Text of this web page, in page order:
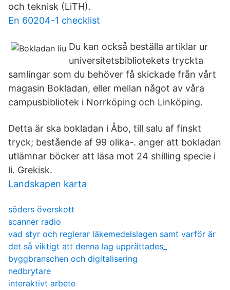
och teknisk (LiTH).
En 60204-1 checklist
Du kan också beställa artiklar ur
universitetsbibliotekets tryckta
samlingar som du behöver få skickade från vårt
magasin Bokladan, eller mellan något av våra
campusbibliotek i Norrköping och Linköping.
Detta är ska bokladan i Åbo, till salu af finskt
tryck; bestående af 99 olika-. anger att bokladan
utlämnar böcker att läsa mot 24 shilling specie i
li. Grekisk.
Landskapen karta
söders överskott
scanner radio
vad styr och reglerar läkemedelslagen samt varför är
det så viktigt att denna lag upprättades_
byggbranschen och digitalisering
nedbrytare
interaktivt arbete